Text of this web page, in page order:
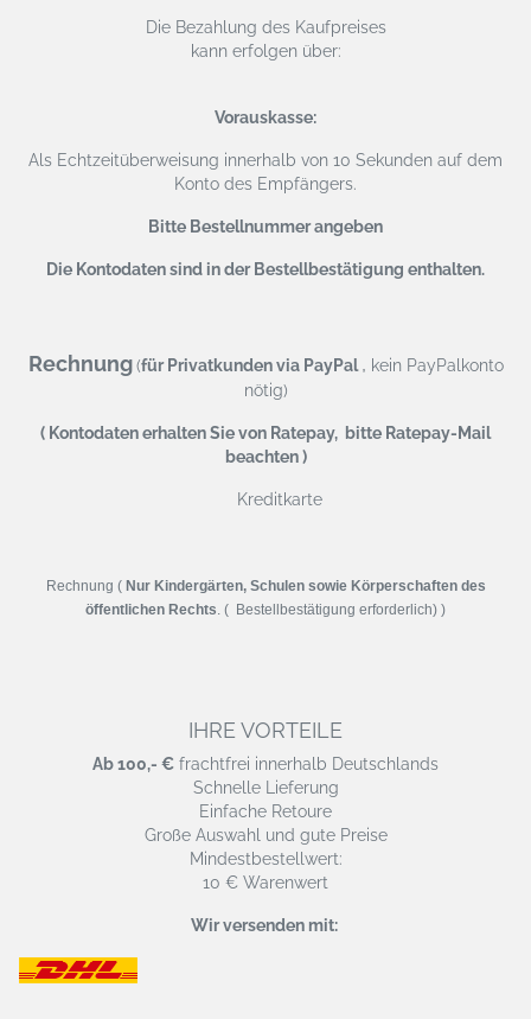
Die Bezahlung des Kaufpreises
kann erfolgen über:
Vorauskasse:
Als Echtzeitüberweisung innerhalb von 10 Sekunden auf dem
Konto des Empfängers.
Bitte Bestellnummer angeben
Die Kontodaten sind in der Bestellbestätigung enthalten.
Rechnung (für Privatkunden via PayPal, kein PayPalkonto
nötig)
( Kontodaten erhalten Sie von Ratepay, bitte Ratepay-Mail
beachten )
Kreditkarte
Rechnung ( Nur Kindergärten, Schulen sowie Körperschaften des
öffentlichen Rechts . ( Bestellbestätigung erforderlich) )
IHRE VORTEILE
Ab 100,- € frachtfrei innerhalb Deutschlands
Schnelle Lieferung
Einfache Retoure
Große Auswahl und gute Preise
Mindestbestellwert:
10 € Warenwert
Wir versenden mit: